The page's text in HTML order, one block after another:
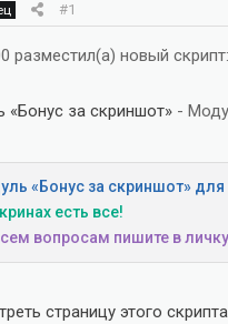
#1
разместил(а) новый скрипт:
«Бонус за скриншот» -
«Бонус за скриншот» для
есть все!
вопросам пишите в
страницу этого